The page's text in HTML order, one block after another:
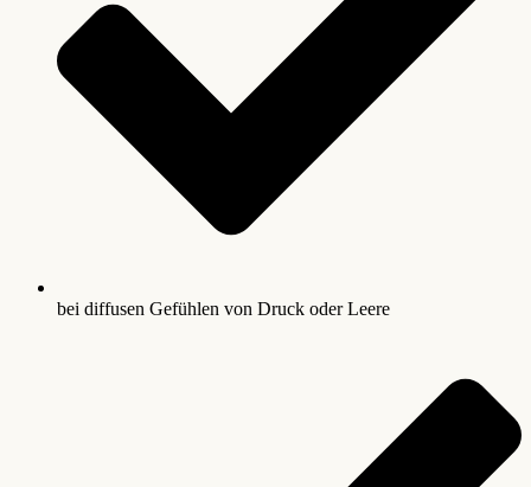
bei diffusen Gefühlen von Druck oder Leere